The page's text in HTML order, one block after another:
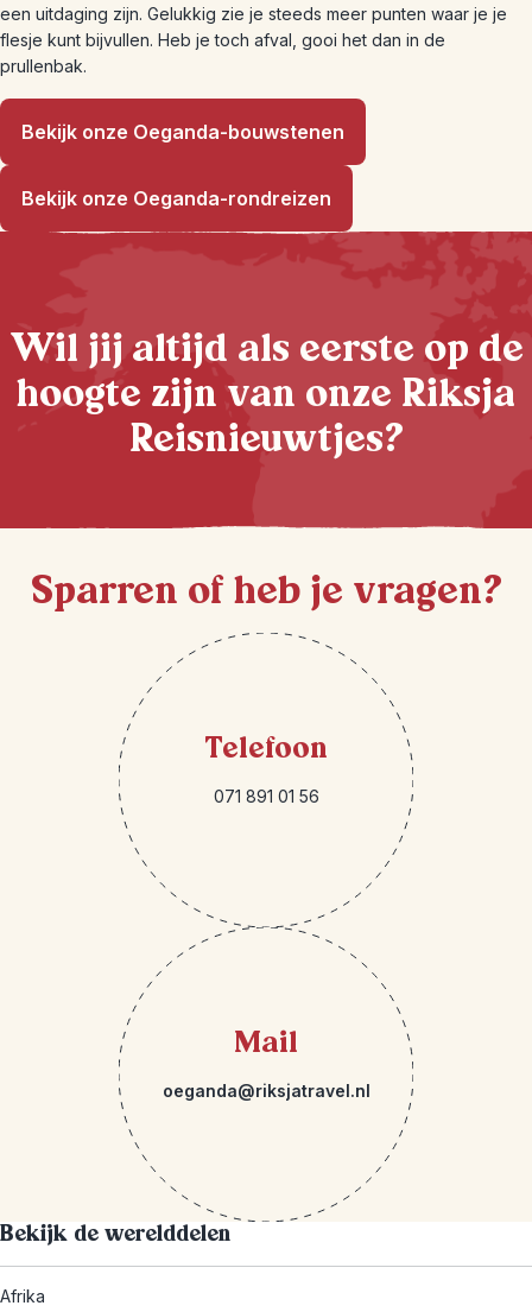
een uitdaging zijn. Gelukkig zie je steeds meer punten waar je je
flesje kunt bijvullen. Heb je toch afval, gooi het dan in de
prullenbak.
Bekijk onze Oeganda-bouwstenen
Bekijk onze Oeganda-rondreizen
Wil jij altijd als eerste op de
hoogte zijn van onze Riksja
Reisnieuwtjes?
Sparren of heb je vragen?
Telefoon
071 891 01 56
Mail
oeganda@riksjatravel.nl
Bekijk de werelddelen
Afrika